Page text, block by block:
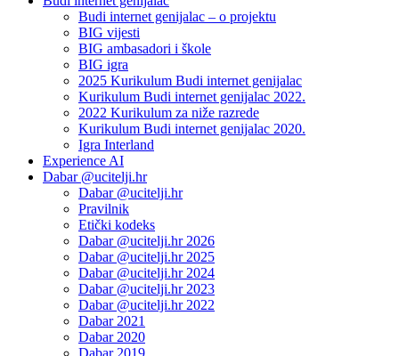
Budi internet genijalac – o projektu
BIG vijesti
BIG ambasadori i škole
BIG igra
2025 Kurikulum Budi internet genijalac
Kurikulum Budi internet genijalac 2022.
2022 Kurikulum za niže razrede
Kurikulum Budi internet genijalac 2020.
Igra Interland
Experience AI
Dabar @ucitelji.hr
Dabar @ucitelji.hr
Pravilnik
Etički kodeks
Dabar @ucitelji.hr 2026
Dabar @ucitelji.hr 2025
Dabar @ucitelji.hr 2024
Dabar @ucitelji.hr 2023
Dabar @ucitelji.hr 2022
Dabar 2021
Dabar 2020
Dabar 2019